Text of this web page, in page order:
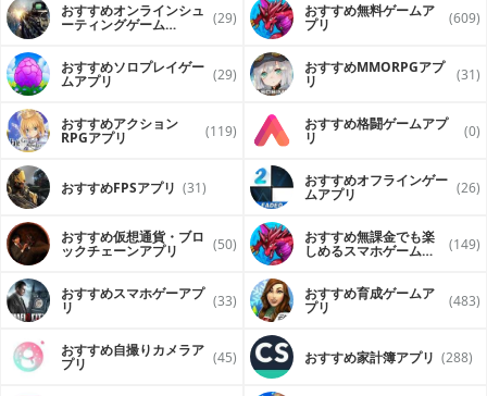
おすすめオンラインシュ
ーティングゲーム (29) おすすめ無料ゲームア
プリ (609)
おすすめソロプレイゲー
ムアプリ (29) おすすめ MMORPGアプ
リ (31)
おすすめアクション
RPGアプリ (119) おすすめ格闘ゲームアプ
リ (0)
おすすめFPSアプリ (31) おすすめオフラインゲー
ムアプリ (26)
おすすめ仮想通貨・ブロ
ックチェーンアプリ (50) おすすめ無課金でも楽
しめるスマホゲームア (149)
おすすめスマホゲーアプ
リ (33) おすすめ育成ゲームア
プリ (483)
おすすめ自撮りカメラア
プリ (45) おすすめ家計簿アプリ (288)